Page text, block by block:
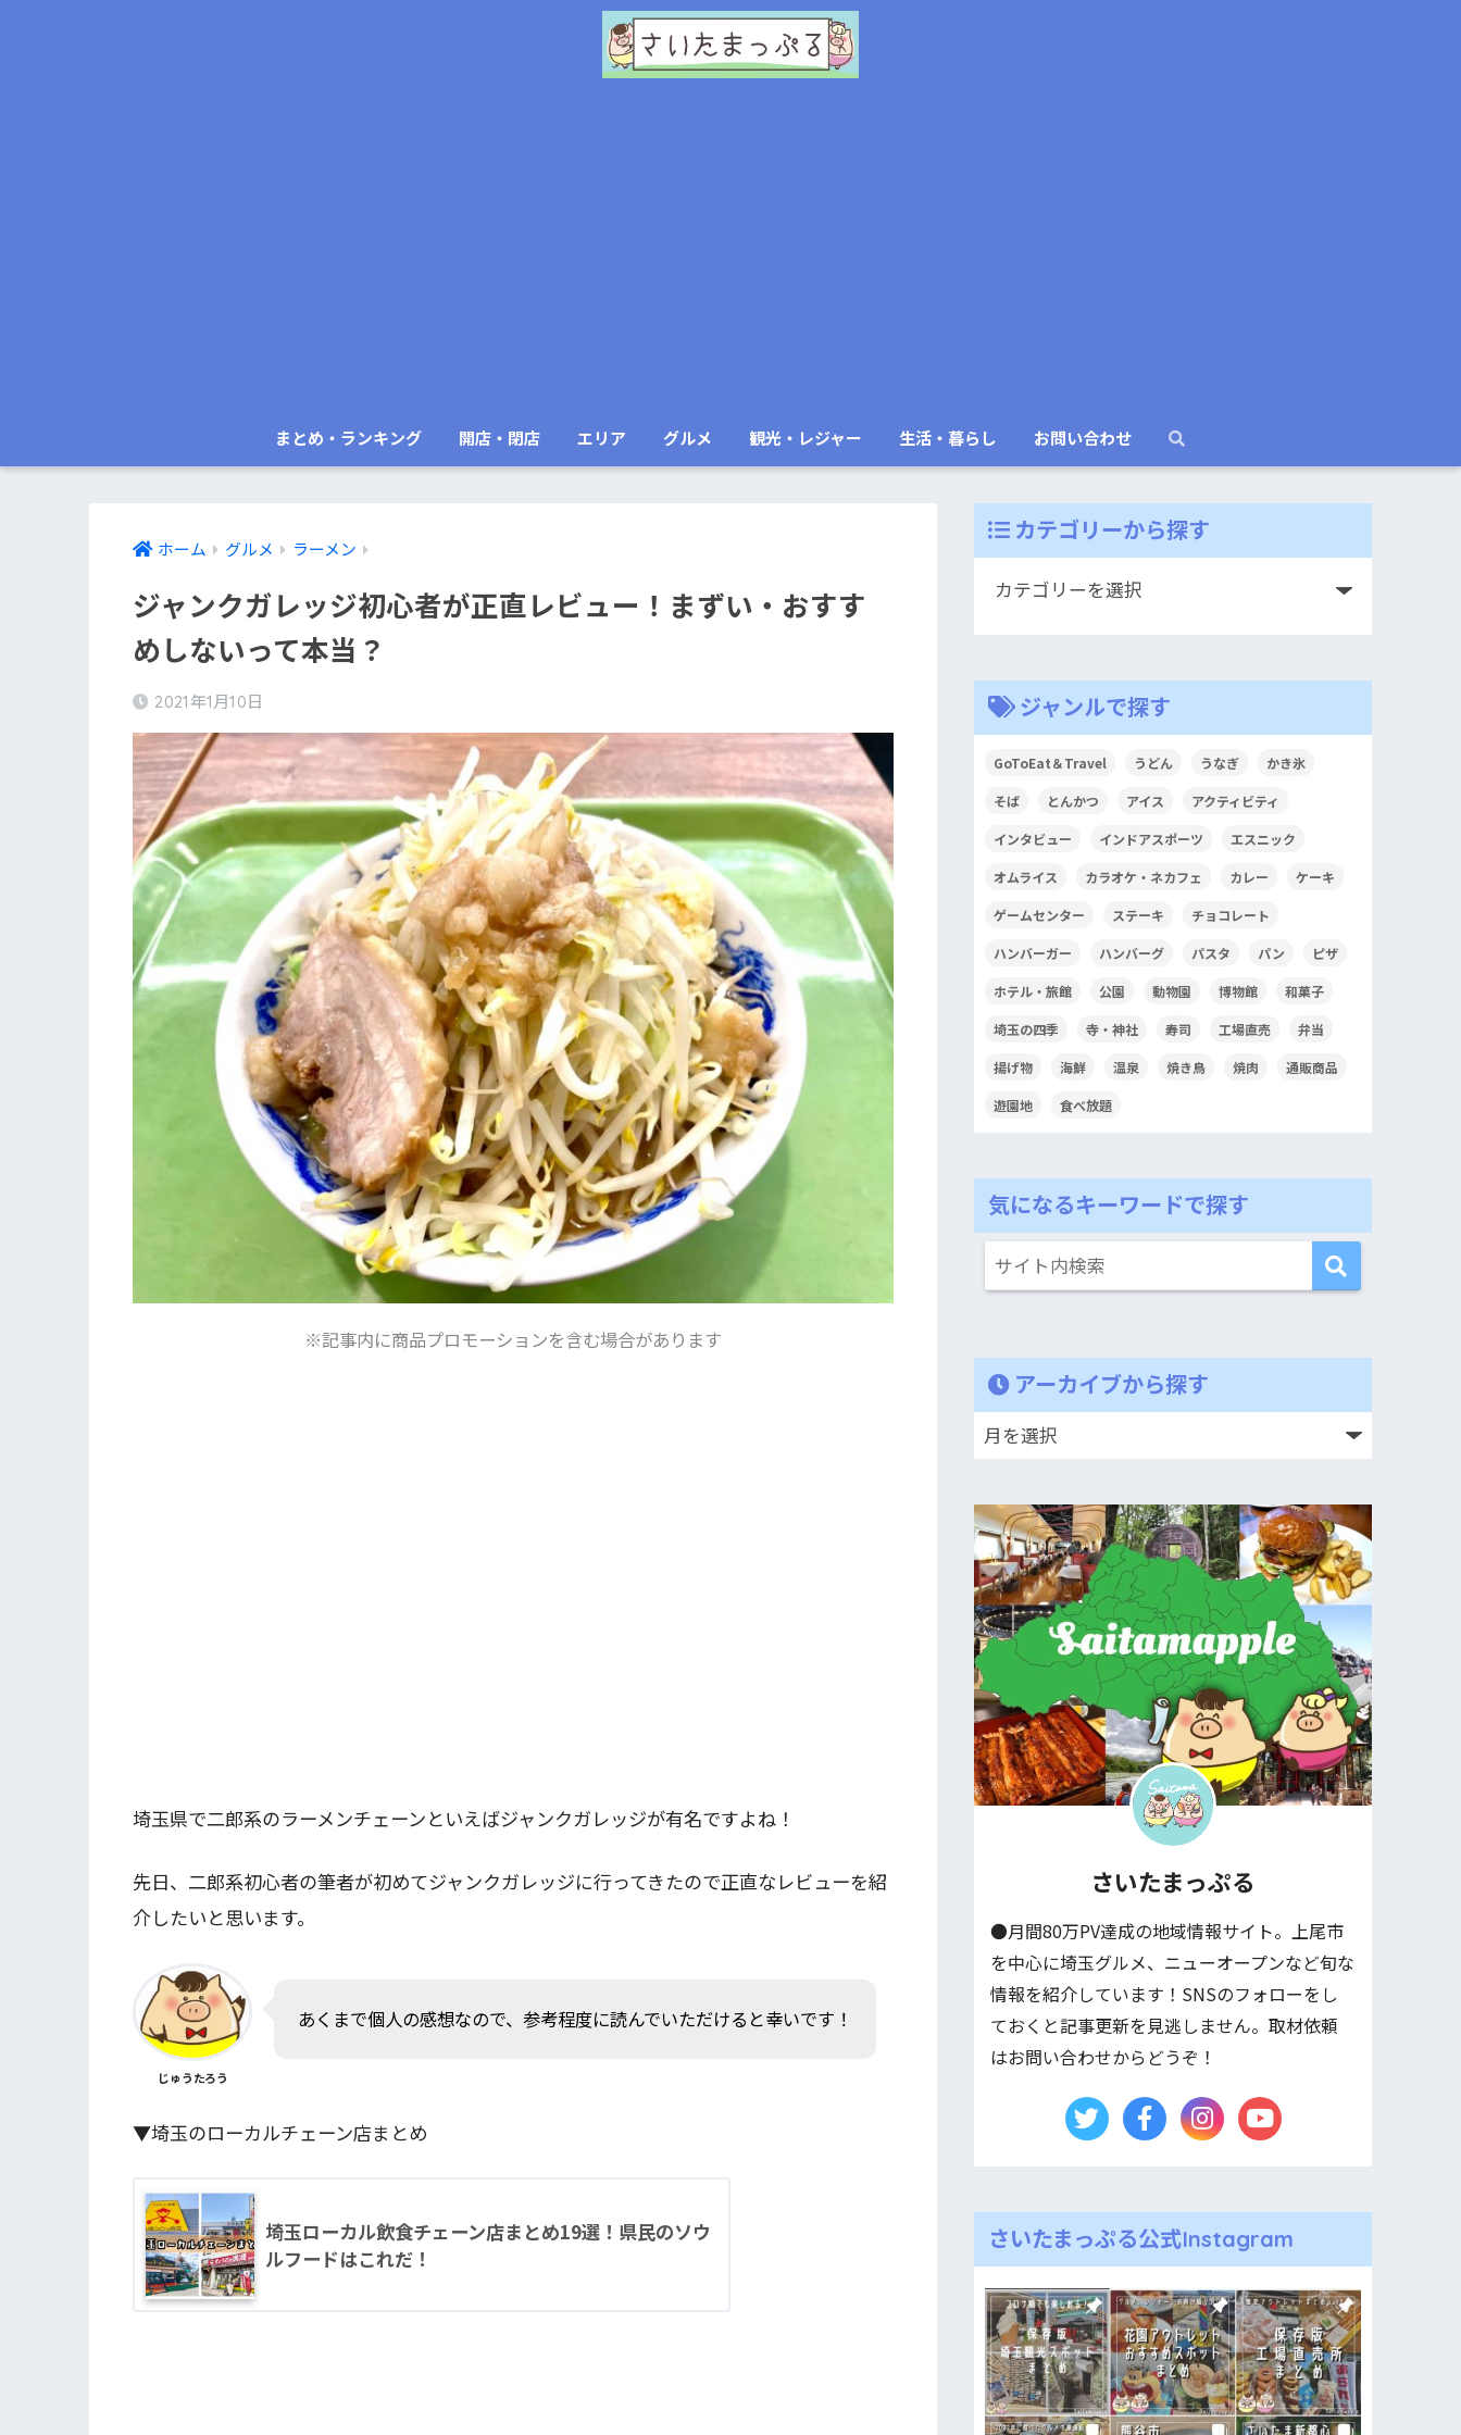
まとめ・ランキング 開店・閉店 エリア グルメ 観光・レジャー 生活・暮らし お問い合わせ
ホーム グルメ ラーメン
ジャンクガレッジ初心者が正直レビュー！まずい・おすす
めしないって本当？
2021年1月10日
※記事内に商品プロモーションを含む場合があります
埼玉県で二郎系のラーメンチェーンといえばジャンクガレッジが有名ですよね！
先日、二郎系初心者の筆者が初めてジャンクガレッジに行ってきたので正直なレビューを紹
介したいと思います。
じゅうたろう
あくまで個人の感想なので、参考程度に読んでいただけると幸いです！
▼埼玉のローカルチェーン店まとめ
埼玉ローカル飲食チェーン店まとめ19選！県民のソウ
ルフードはこれだ！
カテゴリーから探す
ジャンルで探す
GoToEat＆Travel うどん うなぎ かき氷
そば とんかつ アイス アクティビティ
インタビュー インドアスポーツ エスニック
オムライス カラオケ・ネカフェ カレー ケーキ
ゲームセンター ステーキ チョコレート
ハンバーガー ハンバーグ パスタ パン ピザ
ホテル・旅館 公園 動物園 博物館 和菓子
埼玉の四季 寺・神社 寿司 工場直売 弁当
揚げ物 海鮮 温泉 焼き鳥 焼肉 通販商品
遊園地 食べ放題
気になるキーワードで探す
アーカイブから探す
さいたまっぷる
●月間80万PV達成の地域情報サイト。上尾市
を中心に埼玉グルメ、ニューオープンなど旬な
情報を紹介しています！SNSのフォローをし
ておくと記事更新を見逃しません。取材依頼
はお問い合わせからどうぞ！
さいたまっぷる公式Instagram